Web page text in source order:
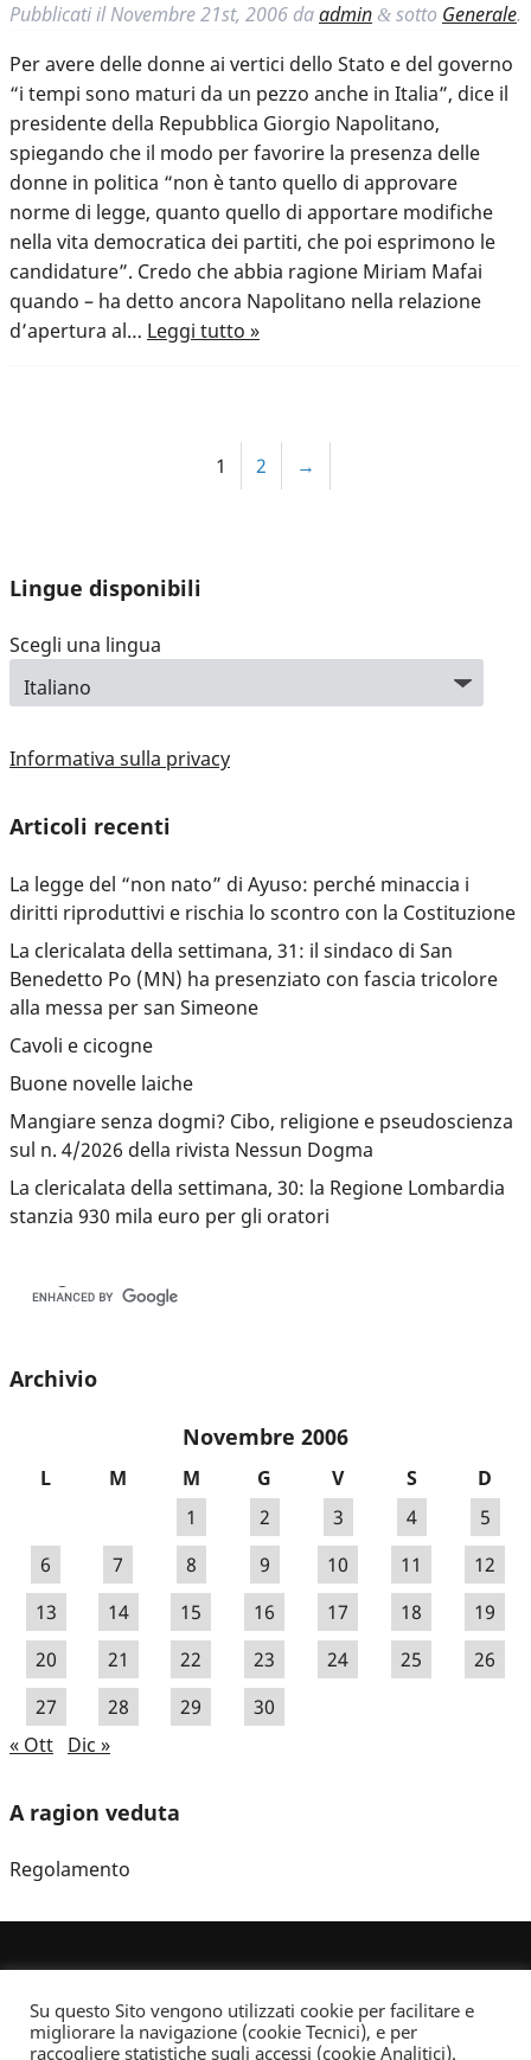
Pubblicati ilNovembre 21st, 2006 daadmin & sotto Generale.
Per avere delle donne ai vertici dello Stato e del governo
“i tempi sono maturi da un pezzo anche in Italia”, dice il
presidente della Repubblica Giorgio Napolitano,
spiegando che il modo per favorire la presenza delle
donne in politica “non è tanto quello di approvare
norme di legge, quanto quello di apportare modifiche
nella vita democratica dei partiti, che poi esprimono le
candidature”. Credo che abbia ragione Miriam Mafai
quando – ha detto ancora Napolitano nella relazione
d’apertura al… Leggi tutto »
1 2 →
Lingue disponibili
Scegli una lingua
Informativa sulla privacy
Articoli recenti
La legge del “non nato” di Ayuso: perché minaccia i
diritti riproduttivi e rischia lo scontro con la Costituzione
La clericalata della settimana, 31: il sindaco di San
Benedetto Po (MN) ha presenziato con fascia tricolore
alla messa per san Simeone
Cavoli e cicogne
Buone novelle laiche
Mangiare senza dogmi? Cibo, religione e pseudoscienza
sul n. 4/2026 della rivista Nessun Dogma
La clericalata della settimana, 30: la Regione Lombardia
stanzia 930 mila euro per gli oratori
Archivio
Novembre 2006
L M M G V S
D
1
2 3 4
5
6
7 8 9 10 11
12
13
14 15 16 17 18
19
20
21 22 23 24 25
26
27
28 29
30
« Ott Dic »
A ragion veduta
Regolamento
Su questo Sito vengono utilizzati cookie per facilitare e
migliorare la navigazione (cookie Tecnici), e per
raccogliere statistiche sugli accessi (cookie Analitici).